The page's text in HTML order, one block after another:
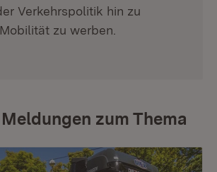
Verkehrspolitik hin zu
zu werben.
zum Thema